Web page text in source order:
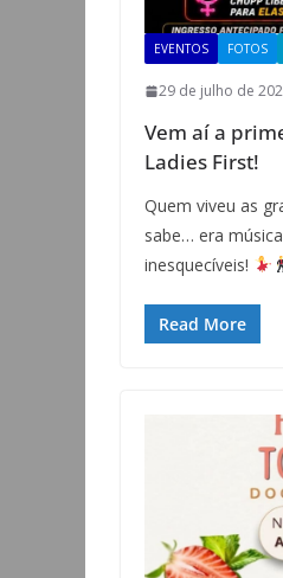
EVENTOS FOTOS
29 de julho de
Vem aí a
Ladies First!
Quem viveu as
sabe… era
inesquecíveis!
Read More